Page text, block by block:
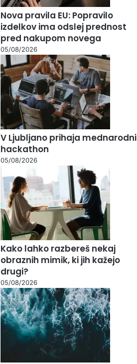
Nova pravila EU: Popravilo
izdelkov ima odslej prednost
pred nakupom novega
05/08/2026
V Ljubljano prihaja mednarodni
hackathon
05/08/2026
Kako lahko razbereš nekaj
obraznih mimik, ki jih kažejo
drugi?
05/08/2026